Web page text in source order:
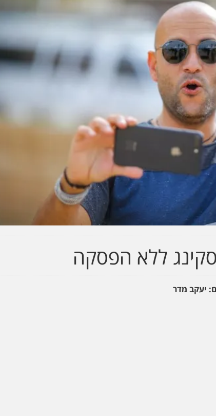
ללא הפסקה
יעקב מדר
ההכנות – EILAT
ECO SUP TOUR
KITESURF
ASHDOD 2019